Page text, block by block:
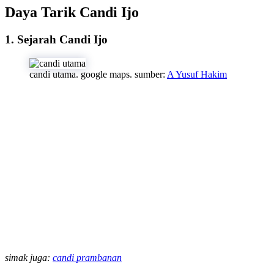
Daya Tarik Candi Ijo
1. Sejarah Candi Ijo
candi utama. google maps. sumber: A Yusuf Hakim
simak juga: candi prambanan